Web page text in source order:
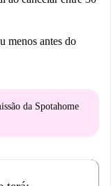
menos antes do
da Spotahome